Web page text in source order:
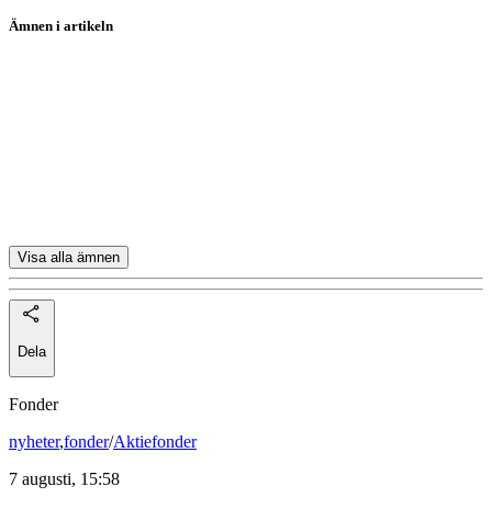
Ämnen i artikeln
Visa alla ämnen
Dela
Fonder
nyheter,fonder/Aktiefonder
7 augusti, 15:58